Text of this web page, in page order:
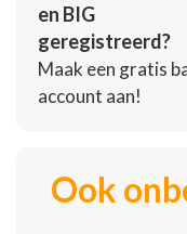
en BIG
geregistreerd?
Maak een gratis
account aan!
Ook